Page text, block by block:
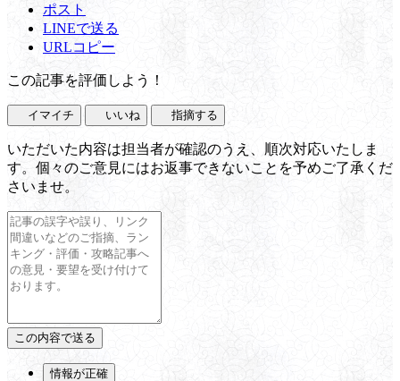
ポスト
LINEで送る
URLコピー
この記事を評価しよう！
イマイチ いいね 指摘する
いただいた内容は担当者が確認のうえ、順次対応いたしま
す。個々のご意見にはお返事できないことを予めご了承くだ
さいませ。
情報が正確